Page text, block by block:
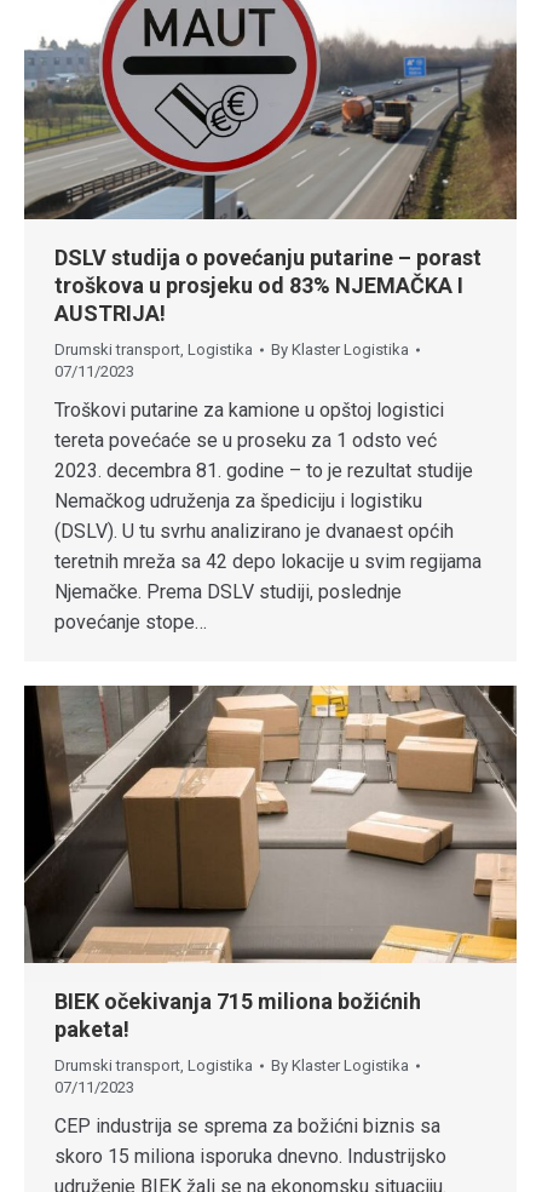
DSLV studija o povećanju putarine – porast
troškova u prosjeku od 83% NJEMAČKA I
AUSTRIJA!
Drumski transport Logistika By Klaster Logistika
07/11/2023
Troškovi putarine za kamione u opštoj logistici
tereta povećaće se u proseku za 1 odsto već
2023. decembra 81. godine – to je rezultat studije
Nemačkog udruženja za špediciju i logistiku
(DSLV). U tu svrhu analizirano je dvanaest općih
teretnih mreža sa 42 depo lokacije u svim regijama
Njemačke. Prema DSLV studiji, poslednje
povećanje stope…
BIEK očekivanja 715 miliona božićnih
paketa!
Drumski transport, Logistika By Klaster Logistika
07/11/2023
CEP industrija se sprema za božićni biznis sa
skoro 15 miliona isporuka dnevno. Industrijsko
udruženje BIEK žali se na ekonomsku situaciju.